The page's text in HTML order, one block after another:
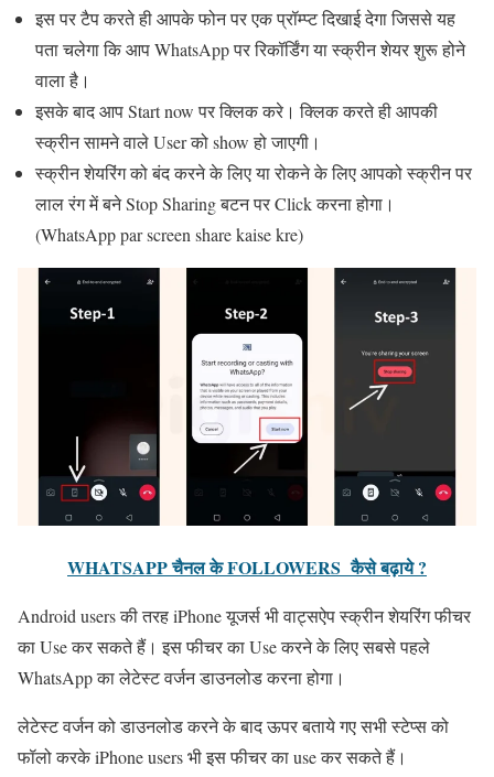
इस पर टैप करते ही आपके फोन पर एक प्रॉम्प्ट दिखाई देगा जिससे यह
पता चलेगा कि आप WhatsApp पर रिकॉर्डिंग या स्क्रीन शेयर शुरू होने
वाला है।
इसके बाद आप Start now पर क्लिक करे। क्लिक करते ही आपकी
स्क्रीन सामने वाले User को show हो जाएगी।
स्क्रीन शेयरिंग को बंद करने के लिए या रोकने के लिए आपको स्क्रीन पर
लाल रंग में बने Stop Sharing बटन पर Click करना होगा।
(WhatsApp par screen share kaise kre)
WHATSAPP चैनल के FOLLOWERS कैसे बढ़ाये ?
Android users की तरह iPhone यूजर्स भी वाट्सऐप स्क्रीन शेयरिंग फीचर
का Use कर सकते हैं। इस फीचर का Use करने के लिए सबसे पहले
WhatsApp का लेटेस्ट वर्जन डाउनलोड करना होगा।
लेटेस्ट वर्जन को डाउनलोड करने के बाद ऊपर बताये गए सभी स्टेप्स को
फॉलो करके iPhone users भी इस फीचर का use कर सकते हैं।